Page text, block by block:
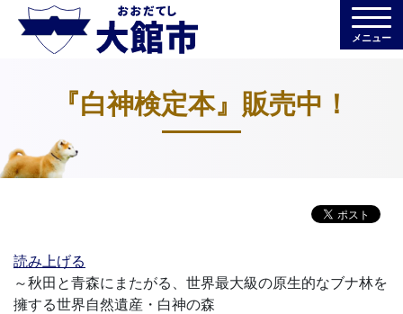
メニュー
『白神検定本』販売中！
読み上げる
～秋田と青森にまたがる、世界最大級の原生的なブナ林を
擁する世界自然遺産・白神の森